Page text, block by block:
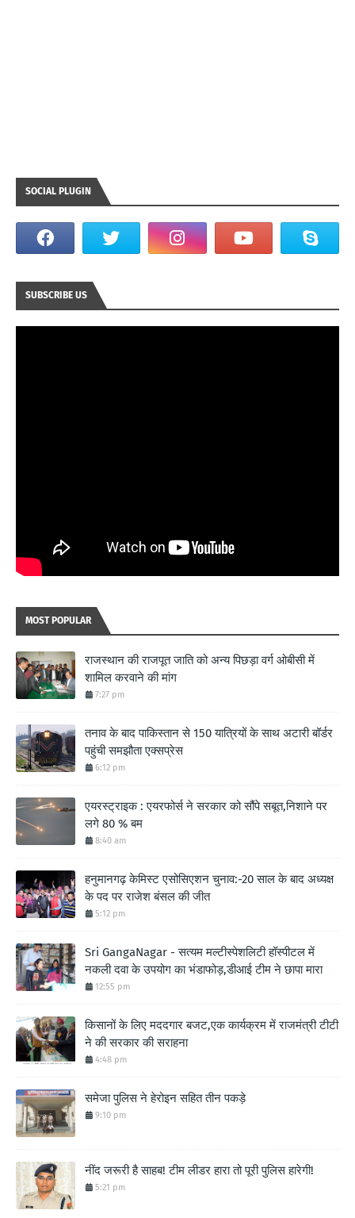
SOCIAL PLUGIN
SUBSCRIBE US
MOST POPULAR
राजस्थान की राजपूत जाति को अन्य पिछड़ा वर्ग ओबीसी में
शामिल करवाने की मांग
7:27 pm
तनाव के बाद पाकिस्तान से 150 यात्रियों के साथ अटारी बॉर्डर
पहुंची समझौता एक्सप्रेस
6:12 pm
एयरस्ट्राइक : एयरफोर्स ने सरकार को सौंपे सबूत,निशाने पर
लगे 80 % बम
8:40 am
हनुमानगढ़ केमिस्ट एसोसिएशन चुनाव:-20 साल के बाद अध्यक्ष
के पद पर राजेश बंसल की जीत
5:12 pm
Sri GangaNagar - सत्यम मल्टीस्पेशलिटी हॉस्पीटल में
नकली दवा के उपयोग का भंडाफोड़,डीआई टीम ने छापा मारा
12:55 pm
किसानों के लिए मददगार बजट,एक कार्यक्रम में राजमंत्री टीटी
ने की सरकार की सराहना
4:48 pm
समेजा पुलिस ने हेरोइन सहित तीन पकड़े
9:10 pm
नींद जरूरी है साहब! टीम लीडर हारा तो पूरी पुलिस हारेगी!
5:21 pm